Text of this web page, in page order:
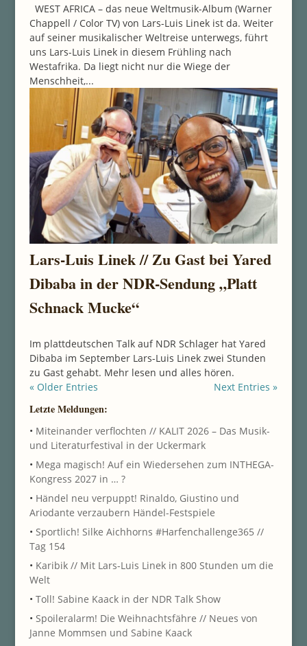
WEST AFRICA – das neue Weltmusik-Album (Warner
Chappell / Color TV) von Lars-Luis Linek ist da. Weiter
auf seiner musikalischer Weltreise unterwegs, führt
uns Lars-Luis Linek in diesem Frühling nach
Westafrika. Da liegt nicht nur die Wiege der
Menschheit,...
Lars-Luis Linek // Zu Gast bei Yared
Dibaba in der NDR-Sendung „Platt
Schnack Mucke“
Im plattdeutschen Talk auf NDR Schlager hat Yared
Dibaba im September Lars-Luis Linek zwei Stunden
zu Gast gehabt. Mehr lesen und alles hören.
« Older Entries
Next Entries »
Letzte Meldungen:
• Miteinander verflochten // KALIT 2026 – Das Musik-
und Literaturfestival in der Uckermark
• Mega magisch! Auf ein Wiedersehen zum INTHEGA-
Kongress 2027 in … ?
• Händel neu verpuppt! Rinaldo, Giustino und
Ariodante verzaubern Händel-Festspiele
• Sportlich! Silke Aichhorns #Harfenchallenge365 //
Tag 154
• Karibik // Mit Lars-Luis Linek in 800 Stunden um die
Welt
• Toll! Sabine Kaack in der NDR Talk Show
• Spoileralarm! Die Weihnachtsfähre // Neues von
Janne Mommsen und Sabine Kaack